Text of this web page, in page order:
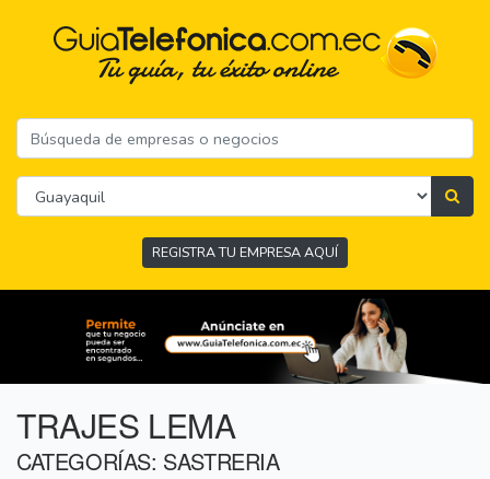
REGISTRA TU EMPRESA AQUÍ
TRAJES LEMA
CATEGORÍAS: SASTRERIA